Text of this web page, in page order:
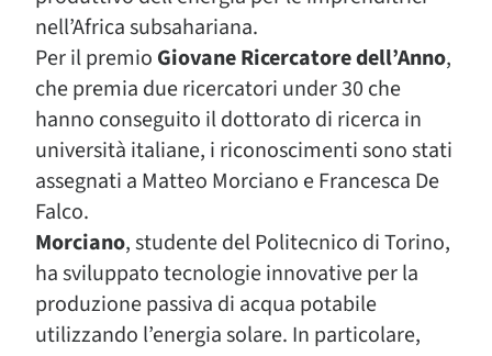
nell’Africa subsahariana.
Per il premio Giovane Ricercatore dell’Anno,
che premia due ricercatori under 30 che
hanno conseguito il dottorato di ricerca in
università italiane, i riconoscimenti sono stati
assegnati a Matteo Morciano e Francesca De
Falco.
Morciano, studente del Politecnico di Torino,
ha sviluppato tecnologie innovative per la
produzione passiva di acqua potabile
utilizzando l’energia solare. In particolare,